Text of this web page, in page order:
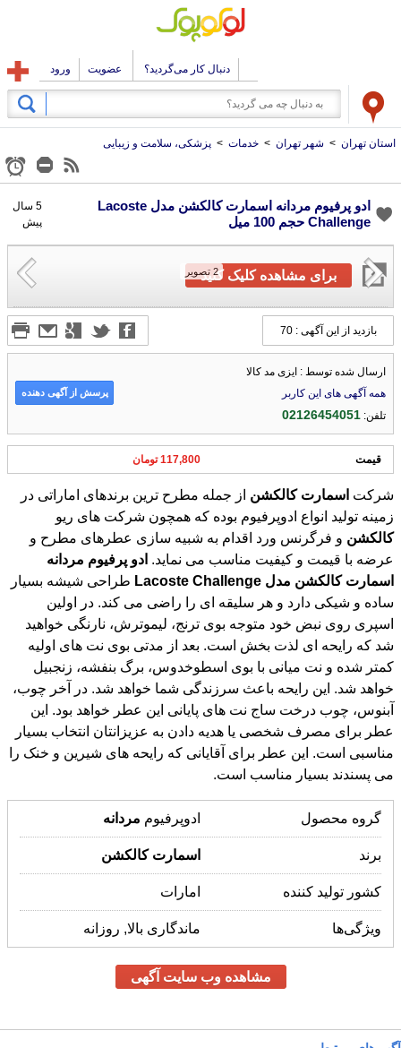
دنبال کار می‌گردید؟ عضویت ورود
استان تهران > شهر تهران > خدمات > پزشکی، سلامت و زیبایی
ادو پرفیوم مردانه اسمارت کالکشن مدل Lacoste
Challenge حجم 100 میل
5 سال
پیش
2 تصویربرای مشاهده کلیک کنید
بازدید از این آگهی : 70
ارسال شده توسط : ایزی مد کالا
همه آگهی های این کاربر
تلفن:02126454051
پرسش از آگهی دهنده
قیمت 117,800 تومان
شرکت اسمارت کالکشن از جمله مطرح‌ ترین برندهای اماراتی در
زمینه تولید انواع ادوپرفیوم بوده که همچون شرکت‌ های ریو
کالکشن و فرگرنس ورد اقدام به شبیه سازی عطرهای مطرح و
عرضه با قیمت و کیفیت مناسب می نماید. ادو پرفیوم مردانه
اسمارت کالکشن مدل Lacoste Challenge طراحی شیشه بسیار
ساده و شیکی دارد و هر سلیقه ای را راضی می کند. در اولین
اسپری روی نبض خود متوجه بوی ترنج، لیموترش، نارنگی خواهید
شد که رایحه ای لذت بخش است. بعد از مدتی بوی نت های اولیه
کمتر شده و نت میانی با بوی اسطوخدوس، برگ بنفشه، زنجبیل
خواهد شد. این رایحه باعث سرزندگی شما خواهد شد. در آخر چوب،
آبنوس، چوب درخت ساج نت های پایانی این عطر خواهد بود. این
عطر برای مصرف شخصی یا هدیه دادن به عزیزانتان انتخاب بسیار
مناسبی است. این عطر برای آقایانی که رایحه های شیرین و خنک را
می پسندند بسیار مناسب است.
گروه محصول ادوپرفیوم مردانه
برند اسمارت کالکشن
کشور تولید کننده امارات
ویژگی‌ها ماندگاری بالا, روزانه
مشاهده وب سایت آگهی